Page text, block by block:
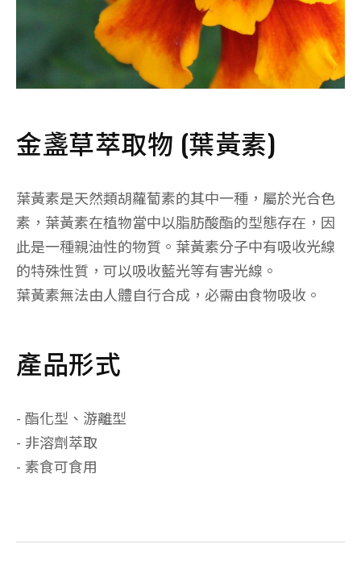
金盞草萃取物 (葉黃素)
葉黃素是天然類胡蘿蔔素的其中一種，屬於光合色
素，葉黃素在植物當中以脂肪酸酯的型態存在，因
此是一種親油性的物質。葉黃素分子中有吸收光線
的特殊性質，可以吸收藍光等有害光線。
葉黃素無法由人體自行合成，必需由食物吸收。
產品形式
- 酯化型、游離型
- 非溶劑萃取
- 素食可食用